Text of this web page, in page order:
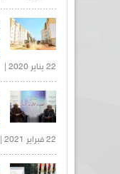
22 يناير 2020 |
22 فبراير 2021 |